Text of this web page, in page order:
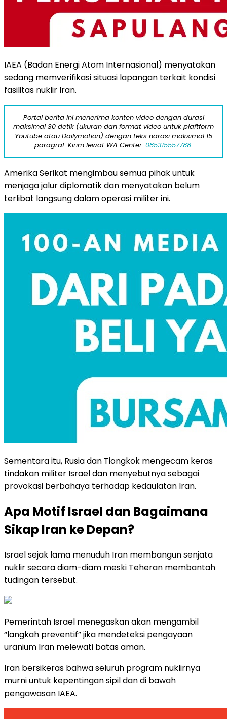
IAEA (Badan Energi Atom Internasional) menyatakan
sedang memverifikasi situasi lapangan terkait kondisi
fasilitas nuklir Iran.
Portal berita ini menerima konten video dengan durasi
maksimal 30 detik (ukuran dan format video untuk plaftform
Youtube atau Dailymotion) dengan teks narasi maksimal 15
paragraf. Kirim lewat WA Center: 085315557788.
Amerika Serikat mengimbau semua pihak untuk
menjaga jalur diplomatik dan menyatakan belum
terlibat langsung dalam operasi militer ini.
Sementara itu, Rusia dan Tiongkok mengecam keras
tindakan militer Israel dan menyebutnya sebagai
provokasi berbahaya terhadap kedaulatan Iran.
Apa Motif Israel dan Bagaimana
Sikap Iran ke Depan?
Israel sejak lama menuduh Iran membangun senjata
nuklir secara diam-diam meski Teheran membantah
tudingan tersebut.
Pemerintah Israel menegaskan akan mengambil
“langkah preventif” jika mendeteksi pengayaan
uranium Iran melewati batas aman.
Iran bersikeras bahwa seluruh program nuklirnya
murni untuk kepentingan sipil dan di bawah
pengawasan IAEA.